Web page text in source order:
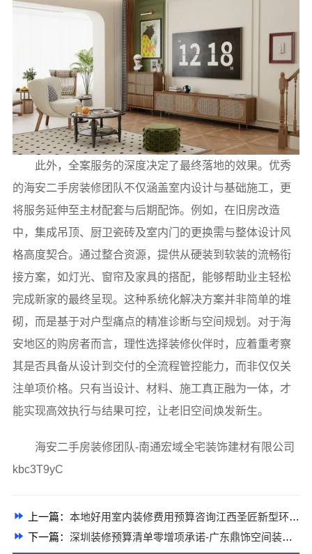
此外，全案服务的深度决定了最终落地的效果。优秀
的海安二手房装修团队不仅涵盖室内设计与基础施工，更
将服务延伸至主材配套与后期配饰。例如，在旧房改造
中，集成吊顶、厨卫瓷砖及室内门的更换需与整体设计风
格高度契合。通过整合资源，提供从硬装到软装的流畅衔
接方案，如灯光、窗帘及家具的搭配，能够帮助业主轻松
完成新家的最终呈现。这种系统化解决方案并非简单的堆
砌，而是基于对户型痛点的精准诊断与空间规划。对于海
安地区的购房者而言，理性选择装修伙伴时，应着重考察
其是否具备从设计到交付的全流程管控能力，而非仅仅关
注单项价格。只有当设计、材料、施工真正融为一体，才
能实现高效执行与结果可控，让老旧空间焕发新生。
海安二手房装修团队-南通宏域全宅装饰建材有限公司
kbc3T9yC
上一篇： 本地好用室内装修费用预算咨询江西圣匠新型环保材料有限公司
下一篇： 深圳装修预算清单零增项承诺-广东鼎饰空间装饰工程有限公司